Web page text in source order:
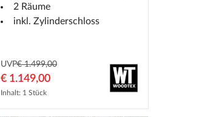
naturbelassen
2 Räume
inkl. Zylinderschloss
UVP€ 1.499,00
€ 1.149,00
Inhalt: 1 Stück